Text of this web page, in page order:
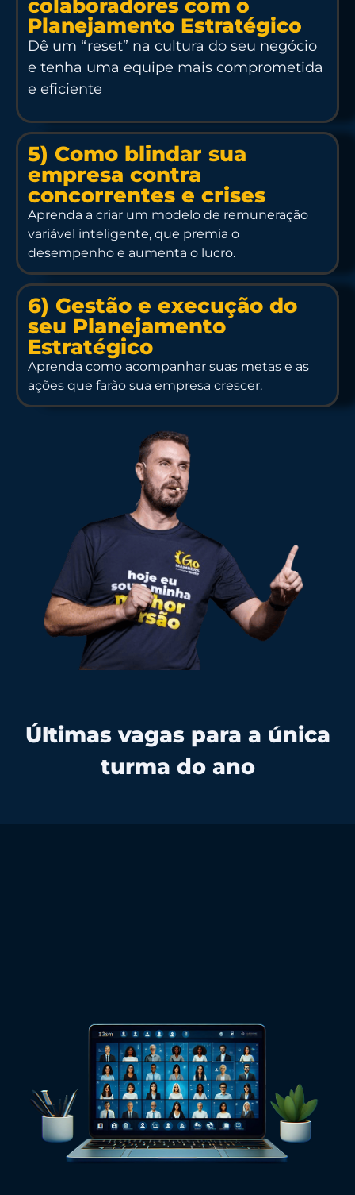
colaboradores com o
Planejamento Estratégico
Dê um “reset” na cultura do seu negócio
e tenha uma equipe mais comprometida
e eficiente
5) Como blindar sua
empresa contra
concorrentes e crises
Aprenda a criar um modelo de remuneração
variável inteligente, que premia o
desempenho e aumenta o lucro.
6) Gestão e execução do
seu Planejamento
Estratégico
Aprenda como acompanhar suas metas e as
ações que farão sua empresa crescer.
Últimas vagas para a única
turma do ano